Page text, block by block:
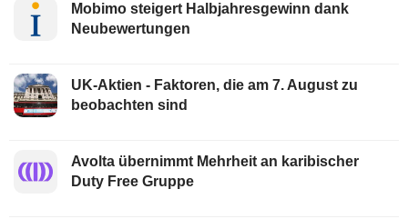
Mobimo steigert Halbjahresgewinn dank
Neubewertungen
UK-Aktien - Faktoren, die am 7. August zu
beobachten sind
Avolta übernimmt Mehrheit an karibischer
Duty Free Gruppe